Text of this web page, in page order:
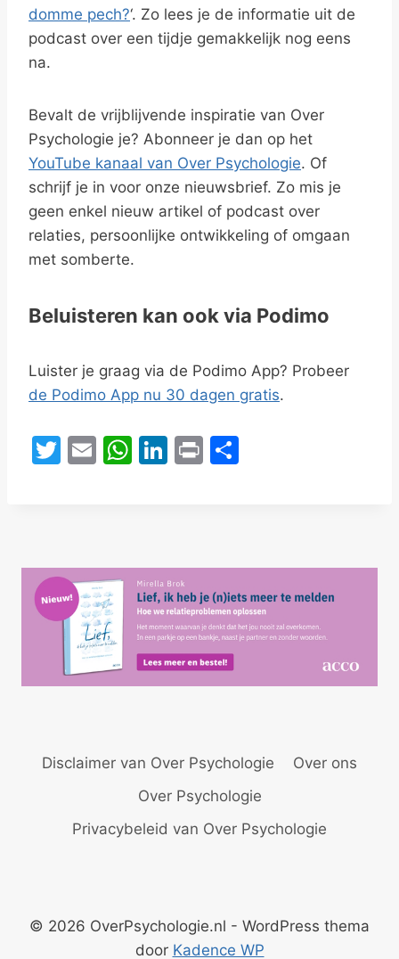
domme pech?‘. Zo lees je de informatie uit de
podcast over een tijdje gemakkelijk nog eens
na.
Bevalt de vrijblijvende inspiratie van Over
Psychologie je? Abonneer je dan op het
YouTube kanaal van Over Psychologie. Of
schrijf je in voor onze nieuwsbrief. Zo mis je
geen enkel nieuw artikel of podcast over
relaties, persoonlijke ontwikkeling of omgaan
met somberte.
Beluisteren kan ook via Podimo
Luister je graag via de Podimo App? Probeer
de Podimo App nu 30 dagen gratis.
T
E
W
A
p
p
Li
dI
n
Pr
Disclaimer van Over Psychologie
Over ons
Over Psychologie
Privacybeleid van Over Psychologie
© 2026 OverPsychologie.nl - WordPress thema
door Kadence WP